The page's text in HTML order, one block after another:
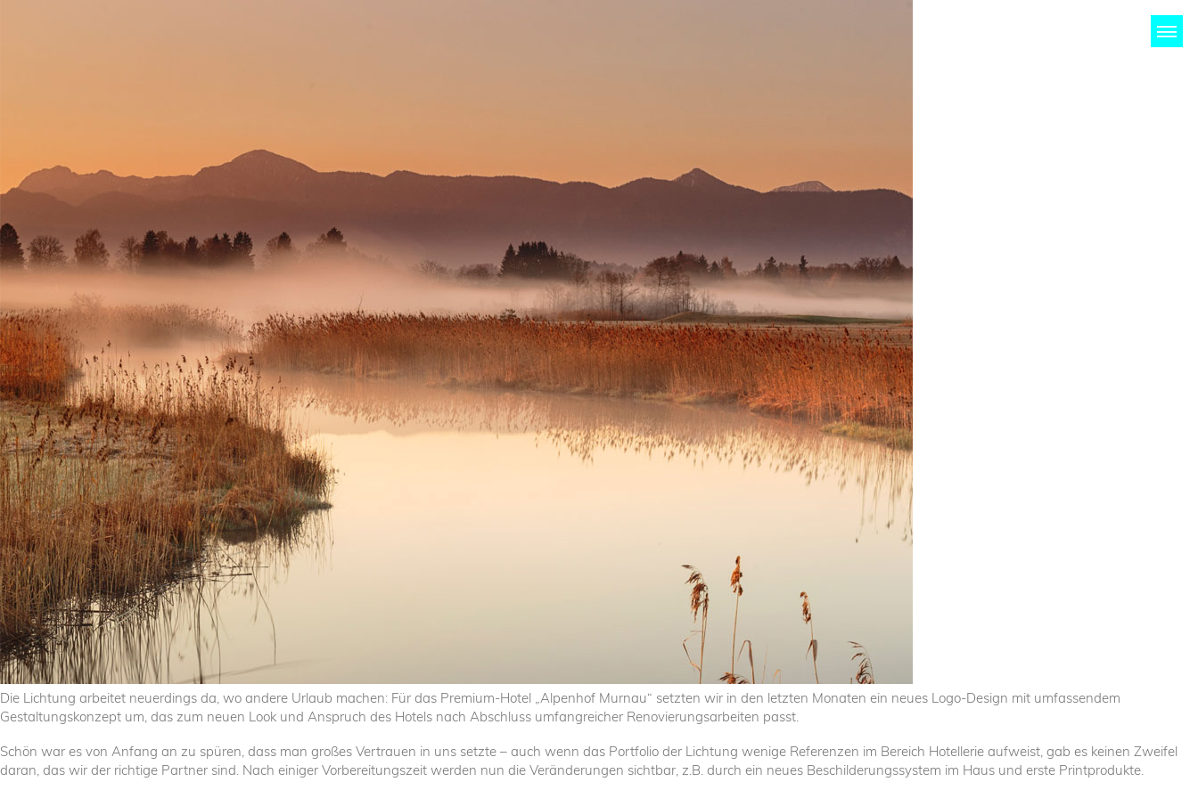
HOME LICHTUNG PROJEKTE KUNDEN
Die Lichtung arbeitet neuerdings da, wo andere Urlaub machen: Für das Premium-Hotel „Alpenhof Murnau“ setzten wir in den letzten Monaten ein neues Logo-Design mit umfassendem
Gestaltungskonzept um, das zum neuen Look und Anspruch des Hotels nach Abschluss umfangreicher Renovierungsarbeiten passt.
Schön war es von Anfang an zu spüren, dass man großes Vertrauen in uns setzte – auch wenn das Portfolio der Lichtung wenige Referenzen im Bereich Hotellerie aufweist, gab es keinen Zweifel
daran, das wir der richtige Partner sind. Nach einiger Vorbereitungszeit werden nun die Veränderungen sichtbar, z.B. durch ein neues Beschilderungssystem im Haus und erste Printprodukte.